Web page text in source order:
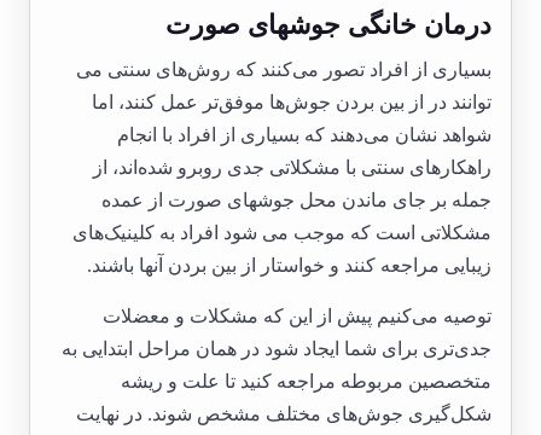
درمان خانگی جوشهای صورت
بسیاری از افراد تصور می‌کنند که روش‌های سنتی می
توانند در از بین بردن جوش‌ها موفق‌تر عمل کنند، اما
شواهد نشان می‌دهند که بسیاری از افراد با انجام
راهکارهای سنتی با مشکلاتی جدی روبرو شده‌اند، از
جمله بر جای ماندن محل جوشهای صورت از عمده
مشکلاتی است که موجب می شود افراد به کلینیک‌های
زیبایی مراجعه کنند و خواستار از بین بردن آنها باشند.
توصیه می‌کنیم پیش از این که مشکلات و معضلات
جدی‌تری برای شما ایجاد شود در همان مراحل ابتدایی به
متخصصین مربوطه مراجعه کنید تا علت و ریشه
شکل‌گیری جوش‌های مختلف مشخص شوند. در نهایت